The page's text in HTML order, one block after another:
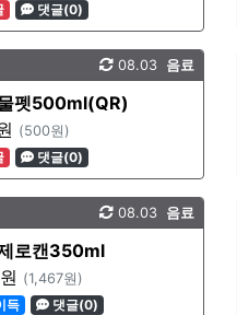
댓글(0)
음료
08.03
펫500ml(QR)
(500원)
댓글(0)
음료
08.03
로캔350ml
(1,467원)
득 댓글(0)